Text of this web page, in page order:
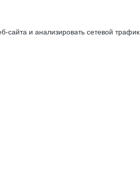
и анализировать сетевой трафик.